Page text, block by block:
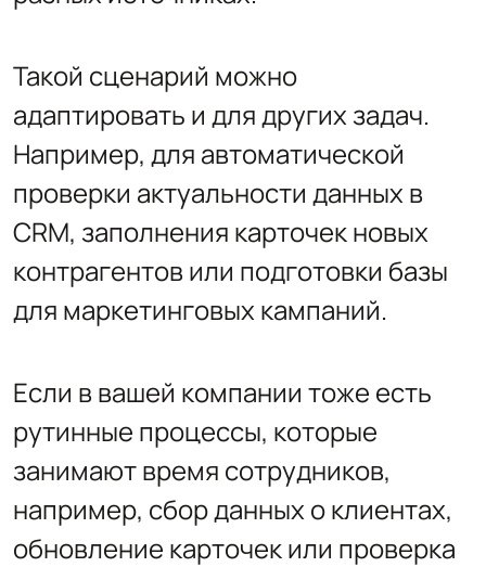
Такой сценарий можно
адаптировать и для других задач.
Например, для автоматической
проверки актуальности данных в
CRM, заполнения карточек новых
контрагентов или подготовки базы
для маркетинговых кампаний.
Если в вашей компании тоже есть
рутинные процессы, которые
занимают время сотрудников,
например, сбор данных о клиентах,
обновление карточек или проверка